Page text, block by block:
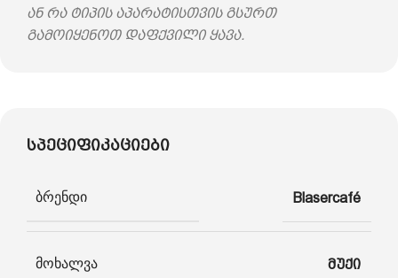
ან რა ტიპის აპარატისთვის გსურთ
გამოიყენოთ დაფქვილი ყავა.
სპეციფიკაციები
ბრენდი Blasercafé
მოხალვა მუქი